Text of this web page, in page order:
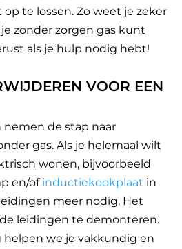
te lossen. Zo weet je zeker
zonder zorgen gas kunt
als je hulp nodig hebt!
VOOR EEN
de stap naar
gas. Als je helemaal wilt
wonen, bijvoorbeeld
en/of inductiekookplaat in
meer nodig. Het
leidingen te demonteren.
helpen we je vakkundig en